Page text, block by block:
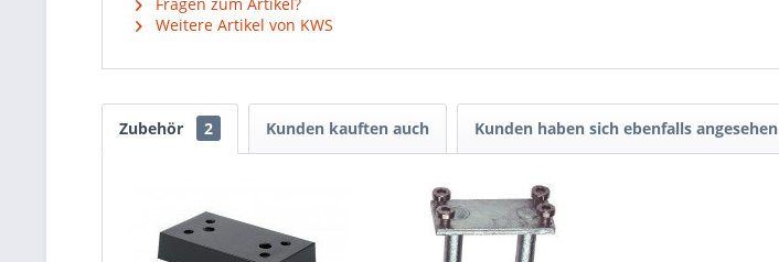
Weitere Artikel von KWS
Zubehör 2 Kunden kauften auch Kunden haben sich ebenfalls angesehen